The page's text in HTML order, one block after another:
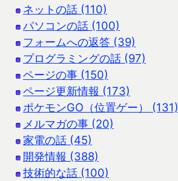
ネットの話 (110)
パソコンの話 (100)
フォームへの返答 (39)
プログラミングの話 (97)
ページの事 (150)
ページ更新情報 (173)
ポケモンGO（位置ゲー） (131)
メルマガの事 (20)
家電の話 (45)
開発情報 (388)
技術的な話 (100)